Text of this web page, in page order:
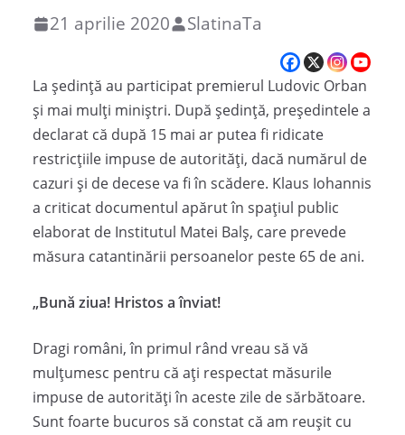
21 aprilie 2020 SlatinaTa
La ședință au participat premierul Ludovic Orban
și mai mulți miniștri. După ședință, președintele a
declarat că după 15 mai ar putea fi ridicate
restricțiile impuse de autorități, dacă numărul de
cazuri și de decese va fi în scădere. Klaus Iohannis
a criticat documentul apărut în spațiul public
elaborat de Institutul Matei Balș, care prevede
măsura catantinării persoanelor peste 65 de ani.
„Bună ziua! Hristos a înviat!
Dragi români, în primul rând vreau să vă
mulțumesc pentru că ați respectat măsurile
impuse de autorități în aceste zile de sărbătoare.
Sunt foarte bucuros să constat că am reușit cu